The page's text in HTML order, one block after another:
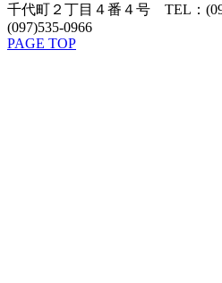
千代町２丁目４番４号 TEL：
(097)535-0966
PAGE TOP